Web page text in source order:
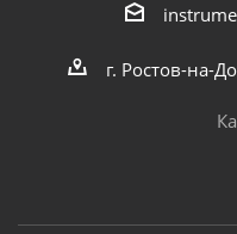
г. Ростов-на-